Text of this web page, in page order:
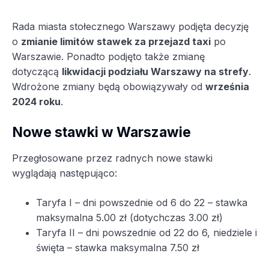
Rada miasta stołecznego Warszawy podjęta decyzję
o zmianie limitów stawek za przejazd taxi po
Warszawie. Ponadto podjęto także zmianę
dotyczącą likwidacji podziału Warszawy na strefy.
Wdrożone zmiany będą obowiązywały od września
2024 roku.
Nowe stawki w Warszawie
Przegłosowane przez radnych nowe stawki
wyglądają następująco:
Taryfa I – dni powszednie od 6 do 22 – stawka
maksymalna 5.00 zł (dotychczas 3.00 zł)
Taryfa II – dni powszednie od 22 do 6, niedziele i
święta – stawka maksymalna 7.50 zł